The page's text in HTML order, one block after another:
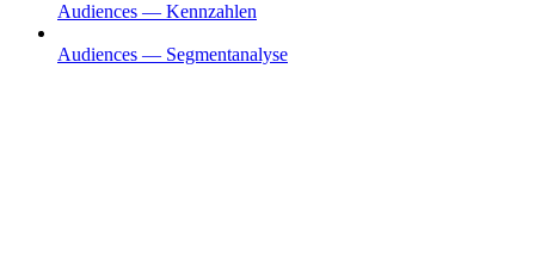
Audiences — Kennzahlen
Audiences — Segmentanalyse